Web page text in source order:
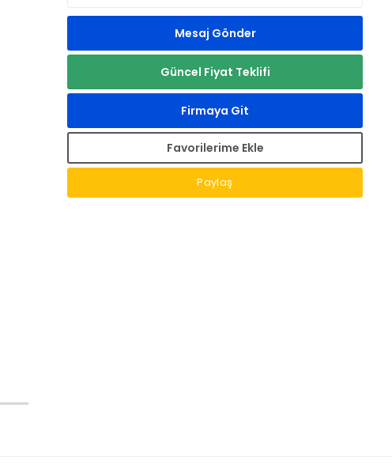
Mesaj Gönder
Güncel Fiyat Teklifi
Firmaya Git
Favorilerime Ekle
Paylaş